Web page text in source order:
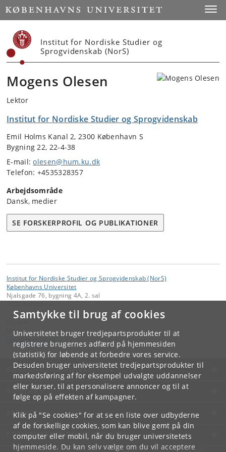
Samtykke til brug af cookies
Universitetet bruger tredjepartsprodukter til at
registrere brugernes adfærd på hjemmesiden
(statistik) for løbende at forbedre vores service.
Desuden bruger universitetet tredjepartsprodukter til
markedsføring af for eksempel udvalgte uddannelser
eller kurser, til at personalisere annoncer og til at
følge op på effekten af kampagner.
Klik på "Se cookies" for at se en liste over udbyderne
af de forskellige cookies, som kan blive gemt på din
computer eller mobil, når du bruger universitetets
hjemmeside. Du kan selv vælge om du vil acceptere
Start
Institut for Nordiske Studier og
Sprogvidenskab (NorS)
Mogens Olesen
Lektor
Institut for Nordiske Studier og Sprogvidenskab
Emil Holms Kanal 2, 2300 København S
Bygning 22, 22-4-38
E-mail:olesen@hum.ku.dk
Telefon: +4535328357
Arbejdsområde
Dansk, medier
SE FORSKERPROFIL OG PUBLIKATIONER
Institut for Nordiske Studier og Sprogvidenskab (NorS)
Københavns Universitet
Njalsgade 76, bygning 4A, 2. sal
NorS
KØBENHAVNS UNIVERSITET
KONTAKT
SERVICES
FOR STUDERENDE OG ANSATTE